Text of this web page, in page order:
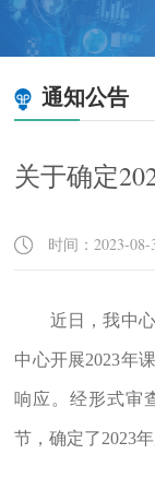
通知公告
关于确定
时间：2023-
近日，我中心
中心开展2023年
响应。经形式审
节 ，确定了2023